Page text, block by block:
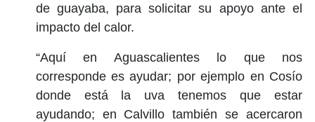
de guayaba, para solicitar su apoyo ante el
impacto del calor.
“Aquí en Aguascalientes lo que nos
corresponde es ayudar; por ejemplo en Cosío
donde está la uva tenemos que estar
ayudando; en Calvillo también se acercaron